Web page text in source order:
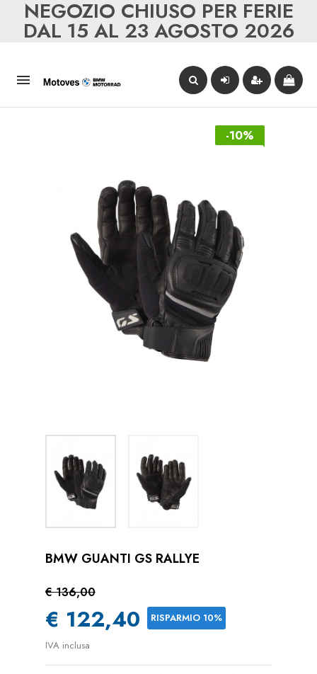
NEGOZIO CHIUSO PER FERIE
DAL 15 AL 23 AGOSTO 2026

-10%
BMW GUANTI GS RALLYE
€ 136,00
€ 122,40 RISPARMIO 10%
IVA inclusa